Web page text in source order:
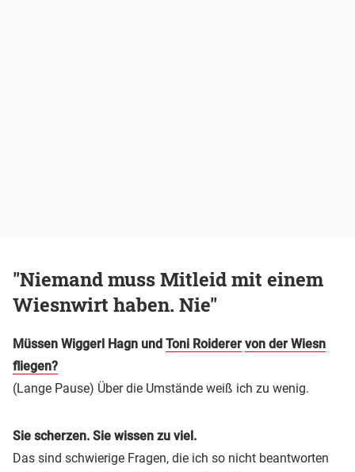
"Niemand muss Mitleid mit einem
Wiesnwirt haben. Nie"
Müssen Wiggerl Hagn und Toni Roiderer von der Wiesn
fliegen?
(Lange Pause) Über die Umstände weiß ich zu wenig.
Sie scherzen. Sie wissen zu viel.
Das sind schwierige Fragen, die ich so nicht beantworten